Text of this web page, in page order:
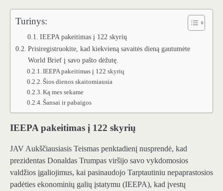
Turinys:
IEEPA pakeitimas į 122 skyrių
Prisiregistruokite, kad kiekvieną savaitės dieną gautumėte
World Brief į savo pašto dėžutę.
IEEPA pakeitimas į 122 skyrių
Šios dienos skaitomiausia
Ką mes sekame
Šansai ir pabaigos
IEEPA pakeitimas į 122 skyrių
JAV Aukščiausiasis Teismas penktadienį nusprendė, kad
prezidentas Donaldas Trumpas viršijo savo vykdomosios
valdžios įgaliojimus, kai pasinaudojo Tarptautiniu nepaprastosios
padėties ekonominių galių įstatymu (IEEPA), kad įvestų